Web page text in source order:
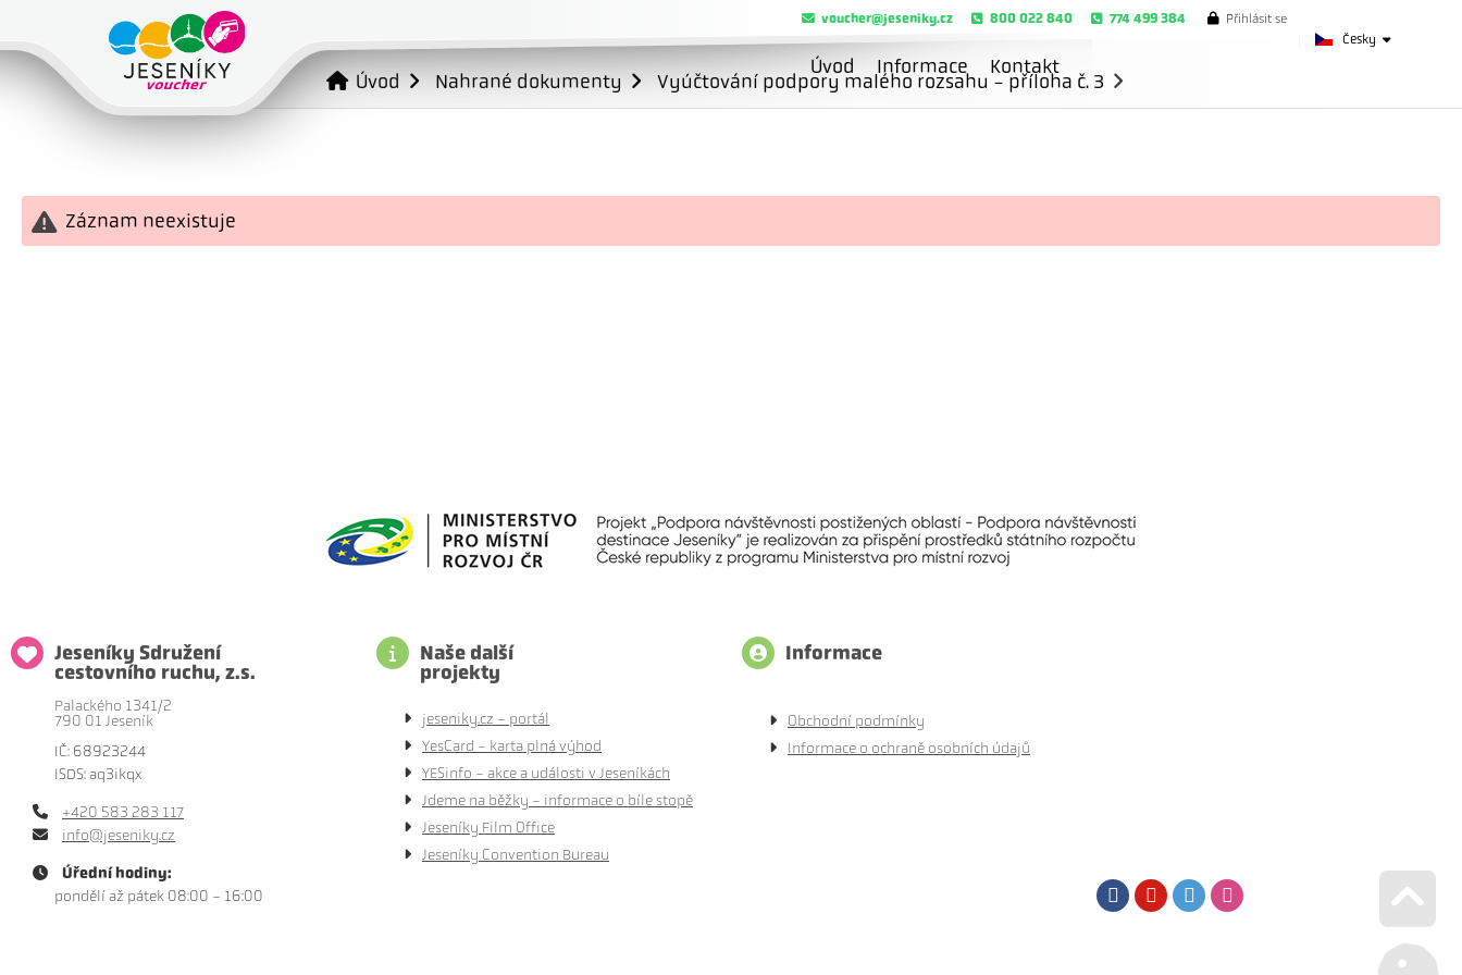
Česky
voucher@jeseniky.cz 800 022 840 774 499 384 Přihlásit se
Úvod Informace Kontakt
Úvod Nahrané dokumenty Vyúčtování podpory malého rozsahu - příloha č. 3
Záznam neexistuje
Jeseníky Sdružení
cestovního ruchu, z.s.
Palackého 1341/2
790 01 Jeseník
IČ: 68923244
ISDS: aq3ikqx
+420 583 283 117
info@jeseniky.cz
Úřední hodiny:
pondělí až pátek 08:00 - 16:00
Naše další
projekty
jeseniky.cz - portál
YesCard - karta plná výhod
YESinfo - akce a události v Jeseníkách
Jdeme na běžky - informace o bíle stopě
Jeseníky Film Office
Jeseníky Convention Bureau
Informace
Obchodní podmínky
Informace o ochraně osobních údajů
FacebookYoutubeTwitter
Go